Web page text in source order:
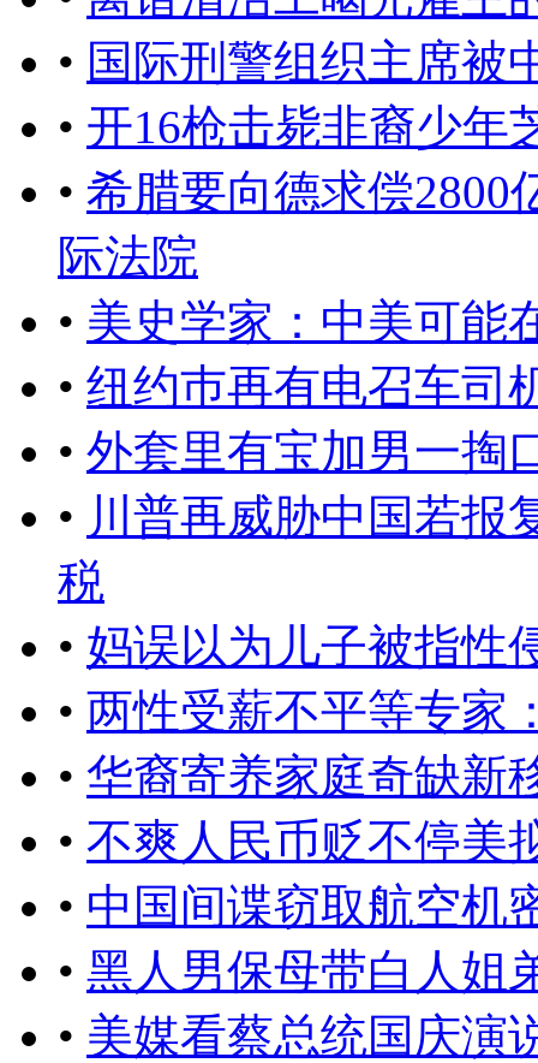
• 国际刑警组织主席被
• 开16枪击毙非裔少年
• 希腊要向德求偿2800
际法院
• 美史学家：中美可能
• 纽约巿再有电召车司
• 外套里有宝加男一掏
• 川普再威胁中国若报
税
• 妈误以为儿子被指性
• 两性受薪不平等专家
• 华裔寄养家庭奇缺新
• 不爽人民币贬不停美
• 中国间谍窃取航空机
• 黑人男保母带白人姐
• 美媒看蔡总统国庆演